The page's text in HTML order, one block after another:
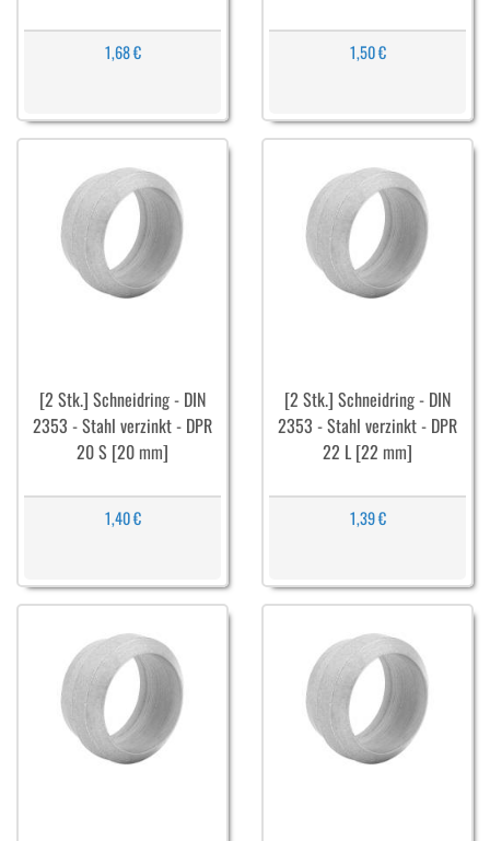
1,68 € 1,50 €
[2 Stk.] Schneidring - DIN
2353 - Stahl verzinkt - DPR
20 S [20 mm]
1,40 €
[2 Stk.] Schneidring - DIN
2353 - Stahl verzinkt - DPR
22 L [22 mm]
1,39 €